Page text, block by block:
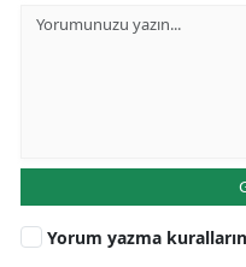
Yorum yazma